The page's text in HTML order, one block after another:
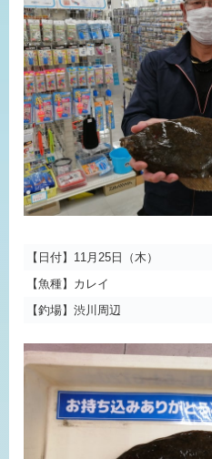
【日付】11月25日（木）
【魚種】カレイ
【釣場】渋川周辺